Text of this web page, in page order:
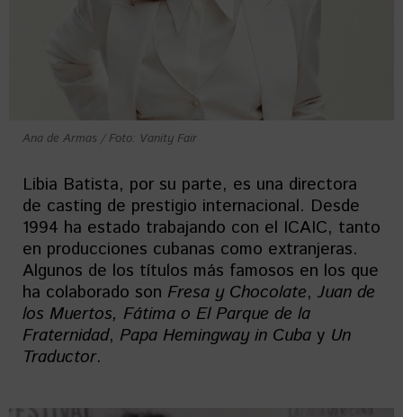
Ana de Armas / Foto: Vanity Fair
Libia Batista, por su parte, es una directora
de casting de prestigio internacional. Desde
1994 ha estado trabajando con el ICAIC, tanto
en producciones cubanas como extranjeras.
Algunos de los títulos más famosos en los que
ha colaborado son Fresa y Chocolate, Juan de
los Muertos, Fátima o El Parque de la
Fraternidad, Papa Hemingway in Cuba y Un
Traductor.